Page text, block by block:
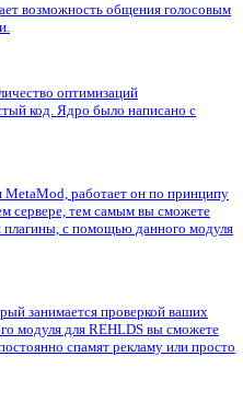
возможность общения голосовым
оптимизаций
код. Ядро было написано с
MetaMod, работает он по принципу
сервере, тем самым вы сможете
плагины, с помощью данного модуля
занимается проверкой ваших
модуля для REHLDS вы сможете
спамят рекламу или просто